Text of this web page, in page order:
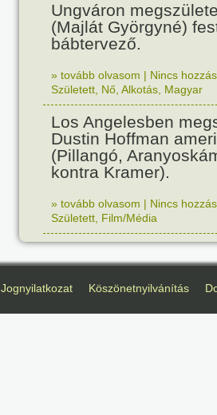
Ungváron
(Majlát Györgyné)
bábtervező.
» tovább olvasom | Nincs
Született Nő Alkotás Magyar
Los Angelesben
Dustin Hoffman
(Pillangó,
kontra Kramer).
» tovább olvasom | Nincs
Született Film/Média
Jognyilatkozat Köszönetnyilvánítás